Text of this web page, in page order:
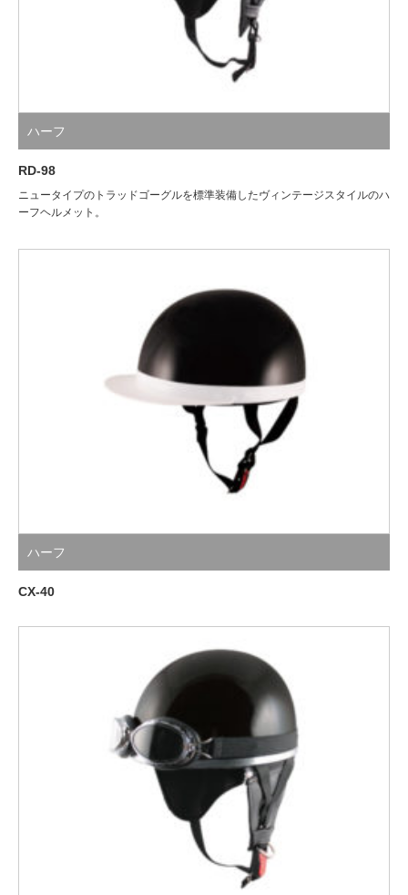
ハーフ
RD-98
ニュータイプのトラッドゴーグルを標準装備したヴィンテージスタイルのハ
ーフヘルメット。
ハーフ
CX-40